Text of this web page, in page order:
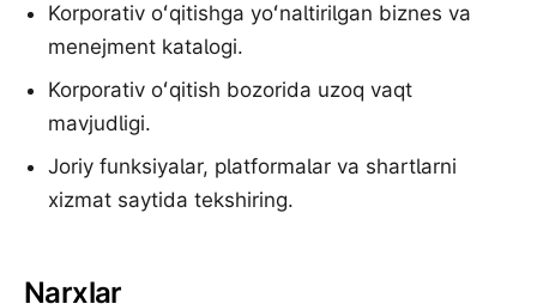
Korporativ oʻqitishga yoʻnaltirilgan biznes va
menejment katalogi.
Korporativ oʻqitish bozorida uzoq vaqt
mavjudligi.
Joriy funksiyalar, platformalar va shartlarni
xizmat saytida tekshiring.
Narxlar